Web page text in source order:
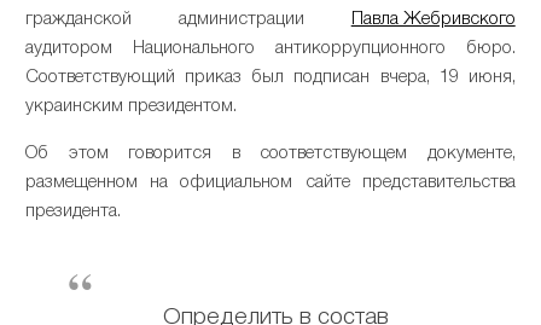
гражданской администрации
Павла Жебривского
аудитором Национального антикоррупционного бюро.
Соответствующий приказ был подписан вчера, 19 июня,
украинским президентом.
Об этом говорится в соответствующем документе,
размещенном на официальном сайте представительства
президента.
Определить в состав